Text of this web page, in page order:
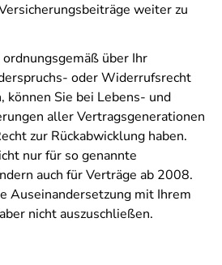
weiter zu
über Ihr
oder Widerrufsrecht
können Sie bei Lebens- und
aller Vertragsgenerationen
zur Rückabwicklung haben.
nur für so genannte
auch für Verträge ab 2008.
Auseinandersetzung mit Ihrem
nicht auszuschließen.